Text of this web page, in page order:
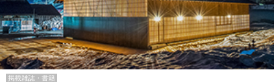
掲載雑誌・書籍